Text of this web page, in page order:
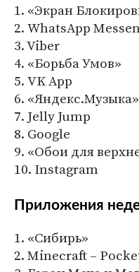
1. «Экран
2. WhatsApp
3. Viber
4. «Борьба Умов»
5. VK App
6. «Яндекс.Музыка»
7. Jelly Jump
8. Google
9. «Обои для
10. Instagram
Приложения
1. «Сибирь»
2. Minecraft –